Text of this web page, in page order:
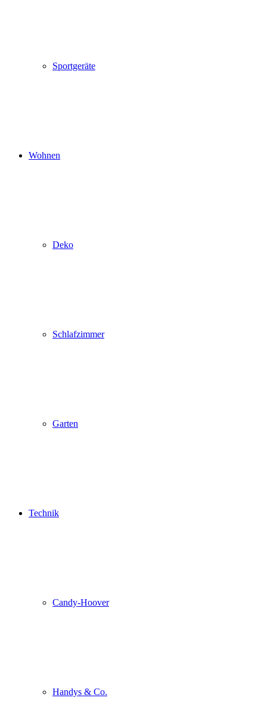
Sportgeräte
Wohnen
Deko
Schlafzimmer
Garten
Technik
Candy-Hoover
Handys & Co.